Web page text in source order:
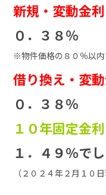
新規・変動金利
０．３８％
※物件価格の８０％以
借り換え・変
０．３８％
１０年固定金利
１．４９％でし
（２０２４年２月１０日